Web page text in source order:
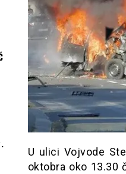
U ulici Vojvode
oktobra oko 13.30